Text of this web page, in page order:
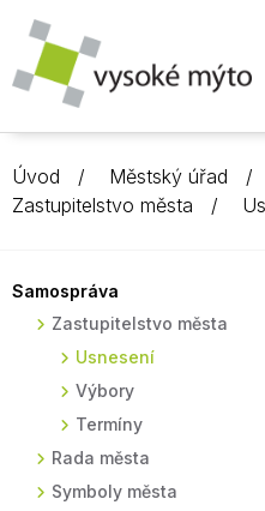
Úvod Městský úřad
Zastupitelstvo města
Samospráva
Zastupitelstvo města
Usnesení
Výbory
Termíny
Rada města
Symboly města